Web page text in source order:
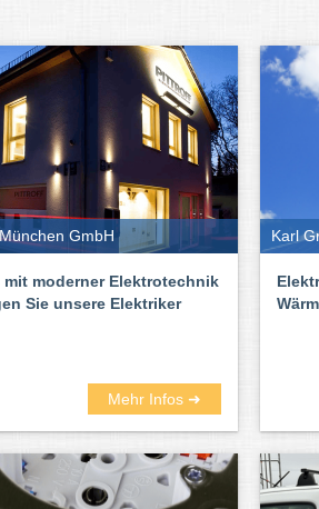
GmbH
mit moderner Elektrotechnik
Sie unsere Elektriker
Mehr Infos ➜
Karl